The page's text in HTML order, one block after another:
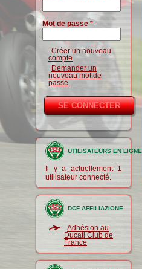
Mot de passe *
Créer un nouveau
compte
Demander un
nouveau mot de
passe
UTILISATEURS EN LIGNE
Il y a actuellement 1
utilisateur connecté.
DCF AFFILIAZIONE
Adhésion au
Ducati Club de
France